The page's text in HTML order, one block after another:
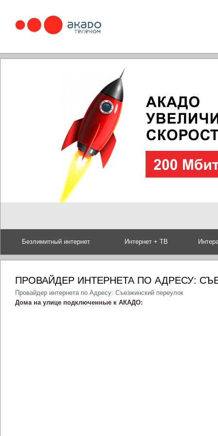
Безлимитный интернет Интернет + ТВ
ПРОВАЙДЕР ИНТЕРНЕТА ПО АДРЕСУ:
Провайдер интернета по Адресу: Съезжинский переулок
Дома на улице подключенные к АКАДО: